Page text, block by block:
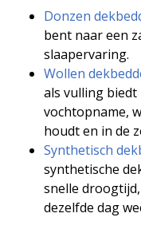
Donzen
bent naar een
slaapervaring.
Wollen
als vulling
vochtopname,
houdt en in de
Synthetisch
synthetische
snelle
dezelfde dag